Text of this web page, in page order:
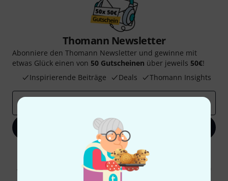
Thomann Newsletter
Abonniere den Thomann Newsletter und gewinne mit
etwas Glück einen von 50 Gutscheinen über jeweils 50€!
Inspirierende Beiträge
Deals Thomann Insights
Jetzt anmelden
Mit Klick auf „Jetzt anmelden“ stimmen Sie dem Erhalt von E-Mail-
Werbung und einer Messung des E-Mail-Nutzungsverhaltens zu. Die
Abmeldung ist jederzeit möglich. Weitere Informationen finden Sie in
Datenschutzhinweisen